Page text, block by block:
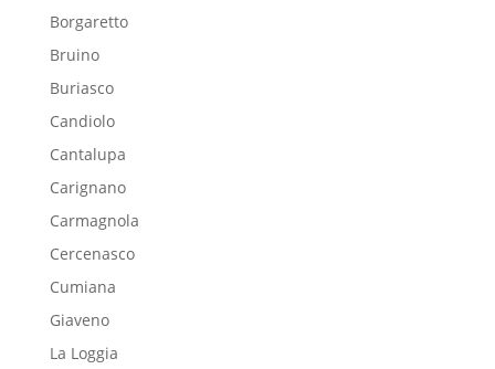
Borgaretto
Bruino
Buriasco
Candiolo
Cantalupa
Carignano
Carmagnola
Cercenasco
Cumiana
Giaveno
La Loggia